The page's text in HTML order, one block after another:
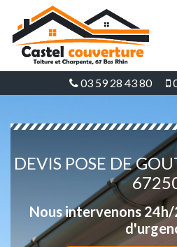
03 59 28 43 80
DEVIS POSE DE
Nous intervenons